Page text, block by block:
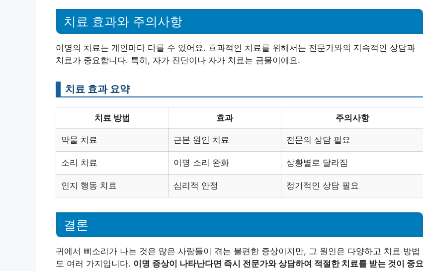
치료 효과와 주의사항
이명의 치료는 개인마다 다를 수 있어요. 효과적인 치료를 위해서는 전문가와의 지속적인 상담과
치료가 중요합니다. 특히, 자가 진단이나 자가 치료는 금물이에요.
치료 효과 요약
치료 방법 효과 주의사항
약물 치료 근본 원인 치료 전문의 상담 필요
소리 치료 이명 소리 완화 상황별로 달라짐
인지 행동 치료 심리적 안정 정기적인 상담 필요
결론
귀에서 삐소리가 나는 것은 많은 사람들이 겪는 불편한 증상이지만, 그 원인은 다양하고 치료 방법
도 여러 가지입니다. 이명 증상이 나타난다면 즉시 전문가와 상담하여 적절한 치료를 받는 것이 중요